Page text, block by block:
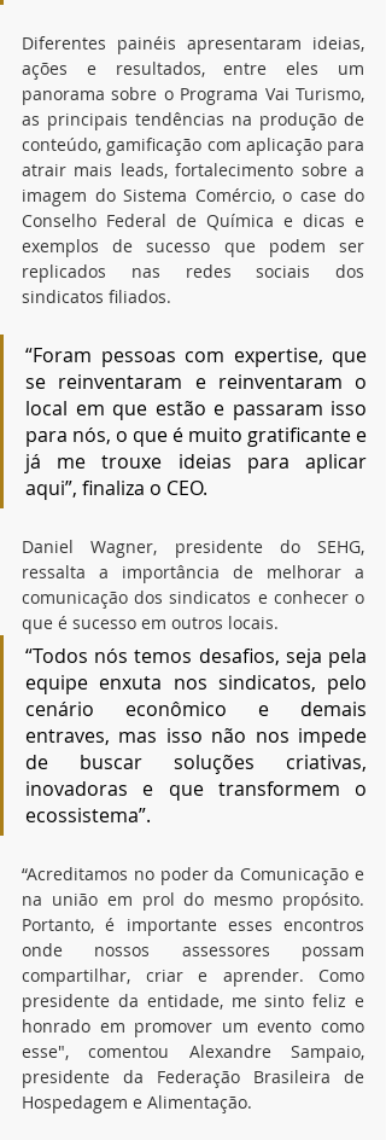
Diferentes painéis apresentaram ideias,
ações e resultados, entre eles um
panorama sobre o Programa Vai Turismo,
as principais tendências na produção de
conteúdo, gamificação com aplicação para
atrair mais leads, fortalecimento sobre a
imagem do Sistema Comércio, o case do
Conselho Federal de Química e dicas e
exemplos de sucesso que podem ser
replicados nas redes sociais dos
sindicatos filiados.
“Foram pessoas com expertise, que
se reinventaram e reinventaram o
local em que estão e passaram isso
para nós, o que é muito gratificante e
já me trouxe ideias para aplicar
aqui”, finaliza o CEO.
Daniel Wagner, presidente do SEHG,
ressalta a importância de melhorar a
comunicação dos sindicatos e conhecer o
que é sucesso em outros locais.
“Todos nós temos desafios, seja pela
equipe enxuta nos sindicatos, pelo
cenário econômico e demais
entraves, mas isso não nos impede
de buscar soluções criativas,
inovadoras e que transformem o
ecossistema”.
“Acreditamos no poder da Comunicação e
na união em prol do mesmo propósito.
Portanto, é importante esses encontros
onde nossos assessores possam
compartilhar, criar e aprender. Como
presidente da entidade, me sinto feliz e
honrado em promover um evento como
esse", comentou Alexandre Sampaio,
presidente da Federação Brasileira de
Hospedagem e Alimentação.